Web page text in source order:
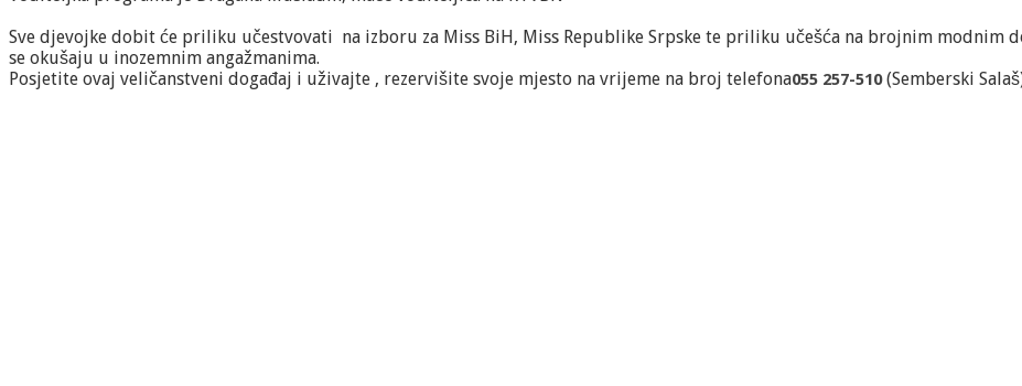
Sve djevojke dobit će priliku učestvovati na izboru za Miss BiH, Miss Republike Srpske te priliku učešća na brojnim modnim
se okušaju u inozemnim angažmanima.
Posjetite ovaj veličanstveni događaj i uživajte , rezervišite svoje mjesto na vrijeme na broj telefona055 257-510(Semberski